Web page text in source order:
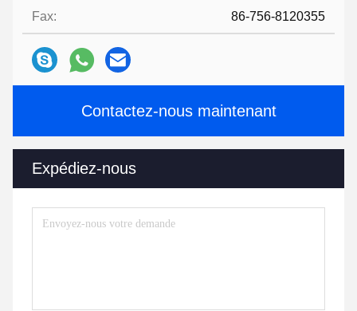
Fax: 86-756-8120355
Contactez-nous maintenant
Expédiez-nous